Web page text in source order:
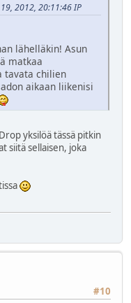
2012, 20:11:46 IP
lähelläkin! Asun
matkaa
tavata chilien
aikaan liikenisi
yksilöä tässä pitkin
siitä sellaisen, joka
#10